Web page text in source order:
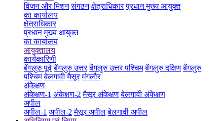
विजन और मिशन संगठन क्षेत्राधिकार प्रधान मुख्य आयुक्त
का कार्यालय
क्षेत्राधिकार
प्रधान मुख्य आयुक्त
का कार्यालय
आयुक्तालय
कार्यकारिणी
बेंगलुरु पूर्व बेंगलुरु उत्तर बेंगलुरु उत्तर पश्चिम बेंगलुरु दक्षिण बेंगलुरु
पश्चिम बेलगावी मैसूर मंगलौर
अंकेक्षण
अंकेक्षण-1 अंकेक्षण-2 मैसूर अंकेक्षण बेलगावी अंकेक्षण
अपील
अपील-1 अपील-2 मैसूर अपील बेलगावी अपील